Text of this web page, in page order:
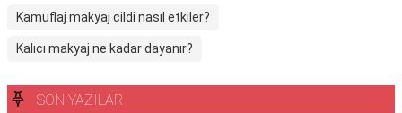
Kamuflaj makyaj cildi nasıl etkiler?
Kalıcı makyaj ne kadar dayanır?
SON YAZILAR